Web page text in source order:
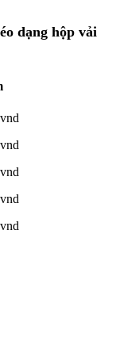
dạng hộp vải